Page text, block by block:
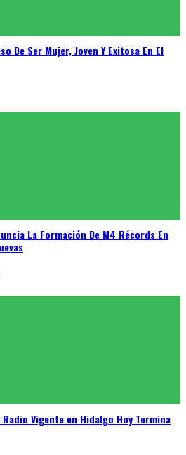
De Ser Mujer, Joven Y Exitosa En El
La Formación De M4 Récords En
Vigente en Hidalgo Hoy Termina